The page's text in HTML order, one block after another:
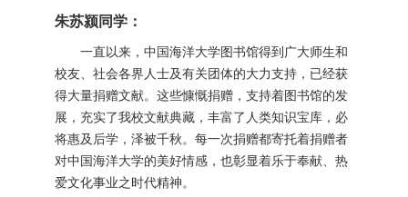
朱苏颍同学：
一直以来，中国海洋大学图书馆得到广大师生和
校友、社会各界人士及有关团体的大力支持，已经获
得大量捐赠文献。这些慷慨捐赠，支持着图书馆的发
展，充实了我校文献典藏，丰富了人类知识宝库，必
将惠及后学，泽被千秋。每一次捐赠都寄托着捐赠者
对中国海洋大学的美好情感，也彰显着乐于奉献、热
爱文化事业之时代精神。